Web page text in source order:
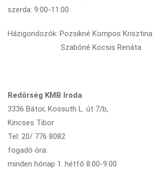
szerda: 9:00-11:00
Házigondozók: Pozsikné Kompos Krisztina
Szabóné Kocsis Renáta
Redőrség KMB Iroda
3336 Bátor, Kossuth L. út 7/b,
Kincses Tibor
Tel: 20/ 776 8082
fogadó óra:
minden hónap 1. hétfő 8:00-9:00